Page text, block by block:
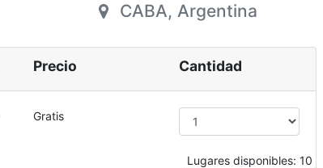
CABA, Argentina
Precio Cantidad
Gratis
Lugares disponibles: 10